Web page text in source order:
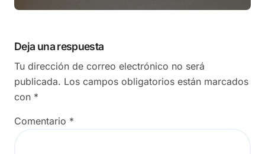
Deja una respuesta
Tu dirección de correo electrónico no será
publicada. Los campos obligatorios están marcados
con *
Comentario *